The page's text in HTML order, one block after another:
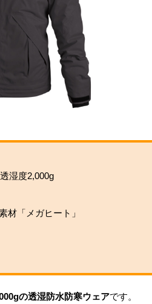
湿度2,000g
材「メガヒート」
の透湿防水防寒ウェアです。